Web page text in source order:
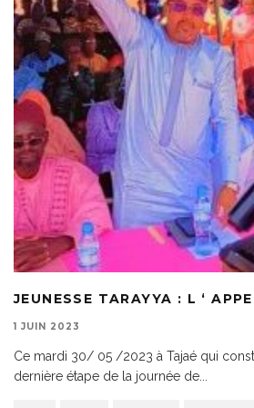
JEUNESSE TARAYYA : L ‘
1 JUIN 2023
Ce mardi 30/ 05 /2023 à Tajaé qui
dernière étape de la journée de